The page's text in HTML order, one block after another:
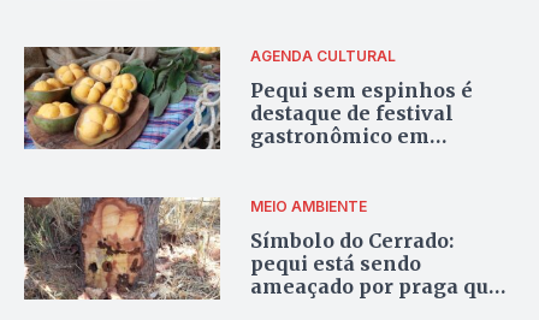
AGENDA CULTURAL
Pequi sem espinhos é
destaque de festival
gastronômico em
MEIO AMBIENTE
Símbolo do Cerrado:
pequi está sendo
ameaçado por praga que